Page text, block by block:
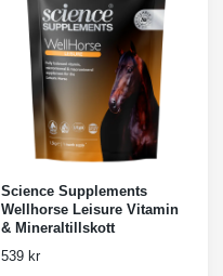
Science Supplements
Wellhorse Leisure Vitamin
& Mineraltillskott
539 kr